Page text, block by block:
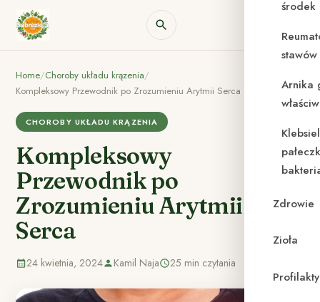
środek
Arnika
Zdrowie
Zioła
Home/Choroby układu krązenia/
Kompleksowy Przewodnik po Zrozumieniu Arytmii Serca
CHOROBY UKŁADU KRĄZENIA
Kompleksowy
Przewodnik po
Zrozumieniu Arytmii
Serca
24 kwietnia, 2024 Kamil Naja 25 min czytania